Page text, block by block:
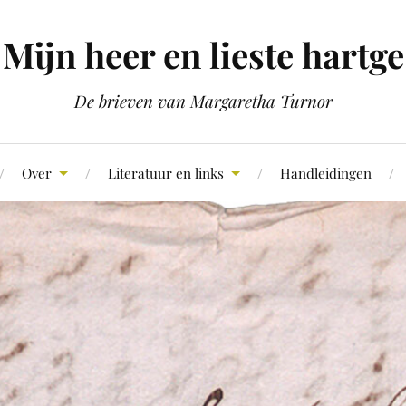
Mijn heer en lieste hartge
De brieven van Margaretha Turnor
Over Literatuur en links Handleidingen